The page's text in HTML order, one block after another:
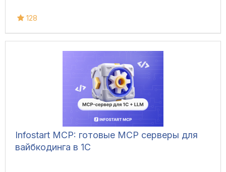
128
Infostart MCP: готовые MCP серверы для
вайбкодинга в 1С